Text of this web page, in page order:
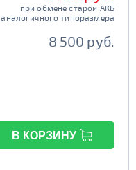
при обмене старой АКБ
аналогичного типоразмера
8 500 руб.
В КОРЗИНУ